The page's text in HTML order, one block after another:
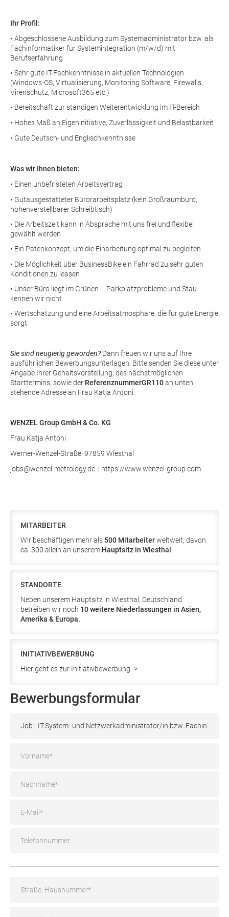
Ihr Profil:
• Abgeschlossene Ausbildung zum Systemadministrator bzw. als
Fachinformatiker für Systemintegration (m/w/d) mit
Berufserfahrung
• Sehr gute IT-Fachkenntnisse in aktuellen Technologien
(Windows-OS, Virtualisierung, Monitoring Software, Firewalls,
Virenschutz, Microsoft365 etc.)
• Bereitschaft zur ständigen Weiterentwicklung im IT-Bereich
• Hohes Maß an Eigeninitiative, Zuverlässigkeit und Belastbarkeit
• Gute Deutsch- und Englischkenntnisse
Was wir Ihnen bieten:
• Einen unbefristeten Arbeitsvertrag
• Gutausgestatteter Bürorarbeitsplatz (kein Großraumbüro,
höhenverstellbarer Schreibtisch)
• Die Arbeitszeit kann in Absprache mit uns frei und flexibel
gewählt werden
• Ein Patenkonzept, um die Einarbeitung optimal zu begleiten
• Die Möglichkeit über BusinessBike ein Fahrrad zu sehr guten
Konditionen zu leasen
• Unser Büro liegt im Grünen – Parkplatzprobleme und Stau
kennen wir nicht
• Wertschätzung und eine Arbeitsatmosphäre, die für gute Energie
sorgt
Sie sind neugierig geworden?Dann freuen wir uns auf Ihre
ausführlichen Bewerbungsunterlagen. Bitte senden Sie diese unter
Angabe Ihrer Gehaltsvorstellung, des nächstmöglichen
Starttermins, sowie der ReferenznummerGR110an unten
stehende Adresse an Frau Katja Antoni.
WENZEL Group GmbH & Co. KG
Frau Katja Antoni
Werner-Wenzel-Straße| 97859 Wiesthal
jobs@wenzel-metrology.de | https://www.wenzel-group.com
MITARBEITER
Wir beschäftigen mehr als 500 Mitarbeiterweltweit, davon
ca. 300 allein an unserem Hauptsitz in Wiesthal
STANDORTE
Neben unserem Hauptsitz in Wiesthal, Deutschland
betreiben wir noch 10 weitere Niederlassungen in Asien,
Amerika & Europa.
INITIATIVBEWERBUNG
Hier geht es zur Initiativbewerbung ->
Bewerbungsformular
Job: IT-System- und Netzwerkadministrator/in bzw.